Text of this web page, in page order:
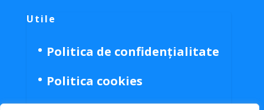
Utile
Politica de confidențialitate
Politica cookies